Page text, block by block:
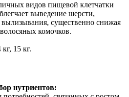
видов пищевой клетчатки
выведение шерсти,
вылизывания, существенно снижая
комочков.
15 кг.
нутриентов: